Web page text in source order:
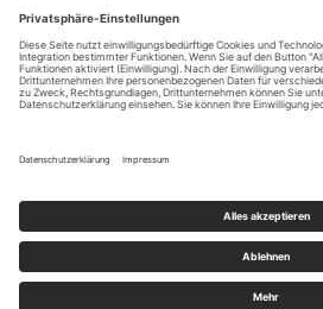
Impressum
AGB
Service
Cookie-Einstellungen Home Kontakt